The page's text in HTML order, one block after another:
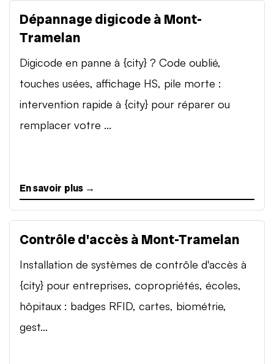
Dépannage digicode à Mont-
Tramelan
Digicode en panne à {city} ? Code oublié,
touches usées, affichage HS, pile morte :
intervention rapide à {city} pour réparer ou
remplacer votre ...
En savoir plus →
Contrôle d'accès à Mont-Tramelan
Installation de systèmes de contrôle d'accès à
{city} pour entreprises, copropriétés, écoles,
hôpitaux : badges RFID, cartes, biométrie,
gest...